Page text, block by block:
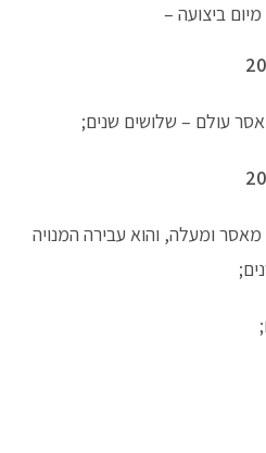
ביצועה –
ומעלה, והוא עבירה המנויה